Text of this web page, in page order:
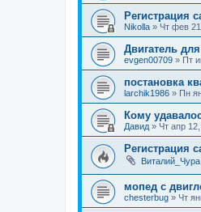
Регистрация
Nikolla » Чт фев
Двигатель
evgen00709 » Пт
постановка
larchik1986 » Пн
Кому
Давид » Чт апр
Регистрация
Виталий_Чура
мопед с
chesterbug » Чт